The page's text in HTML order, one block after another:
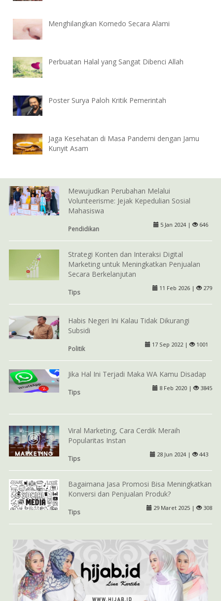
Menghilangkan Komedo Secara Alami
Perbuatan Halal yang Sangat Dibenci Allah
Poster Surya Paloh Kritik Pemerintah
Jaga Kesehatan di Masa Pandemi dengan Jamu
Kunyit Asam
Mewujudkan Perubahan Melalui
Volunteerisme: Jejak Kepedulian Sosial
Mahasiswa
Pendidikan
5 Jan 2024 | 646
Strategi Konten dan Interaksi Digital
Marketing untuk Meningkatkan Penjualan
Secara Berkelanjutan
Tips
11 Feb 2026 | 279
Habis Negeri Ini Kalau Tidak Dikurangi
Subsidi
Politik
17 Sep 2022 | 1001
Jika Hal Ini Terjadi Maka WA Kamu Disadap
Tips
8 Feb 2020 | 3845
Viral Marketing, Cara Cerdik Meraih
Popularitas Instan
Tips
28 Jun 2024 | 443
Bagaimana Jasa Promosi Bisa Meningkatkan
Konversi dan Penjualan Produk?
Tips
29 Maret 2025 | 308